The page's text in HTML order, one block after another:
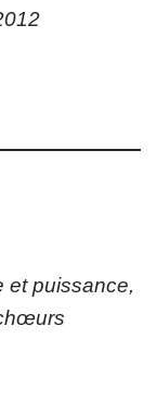
et puissance,